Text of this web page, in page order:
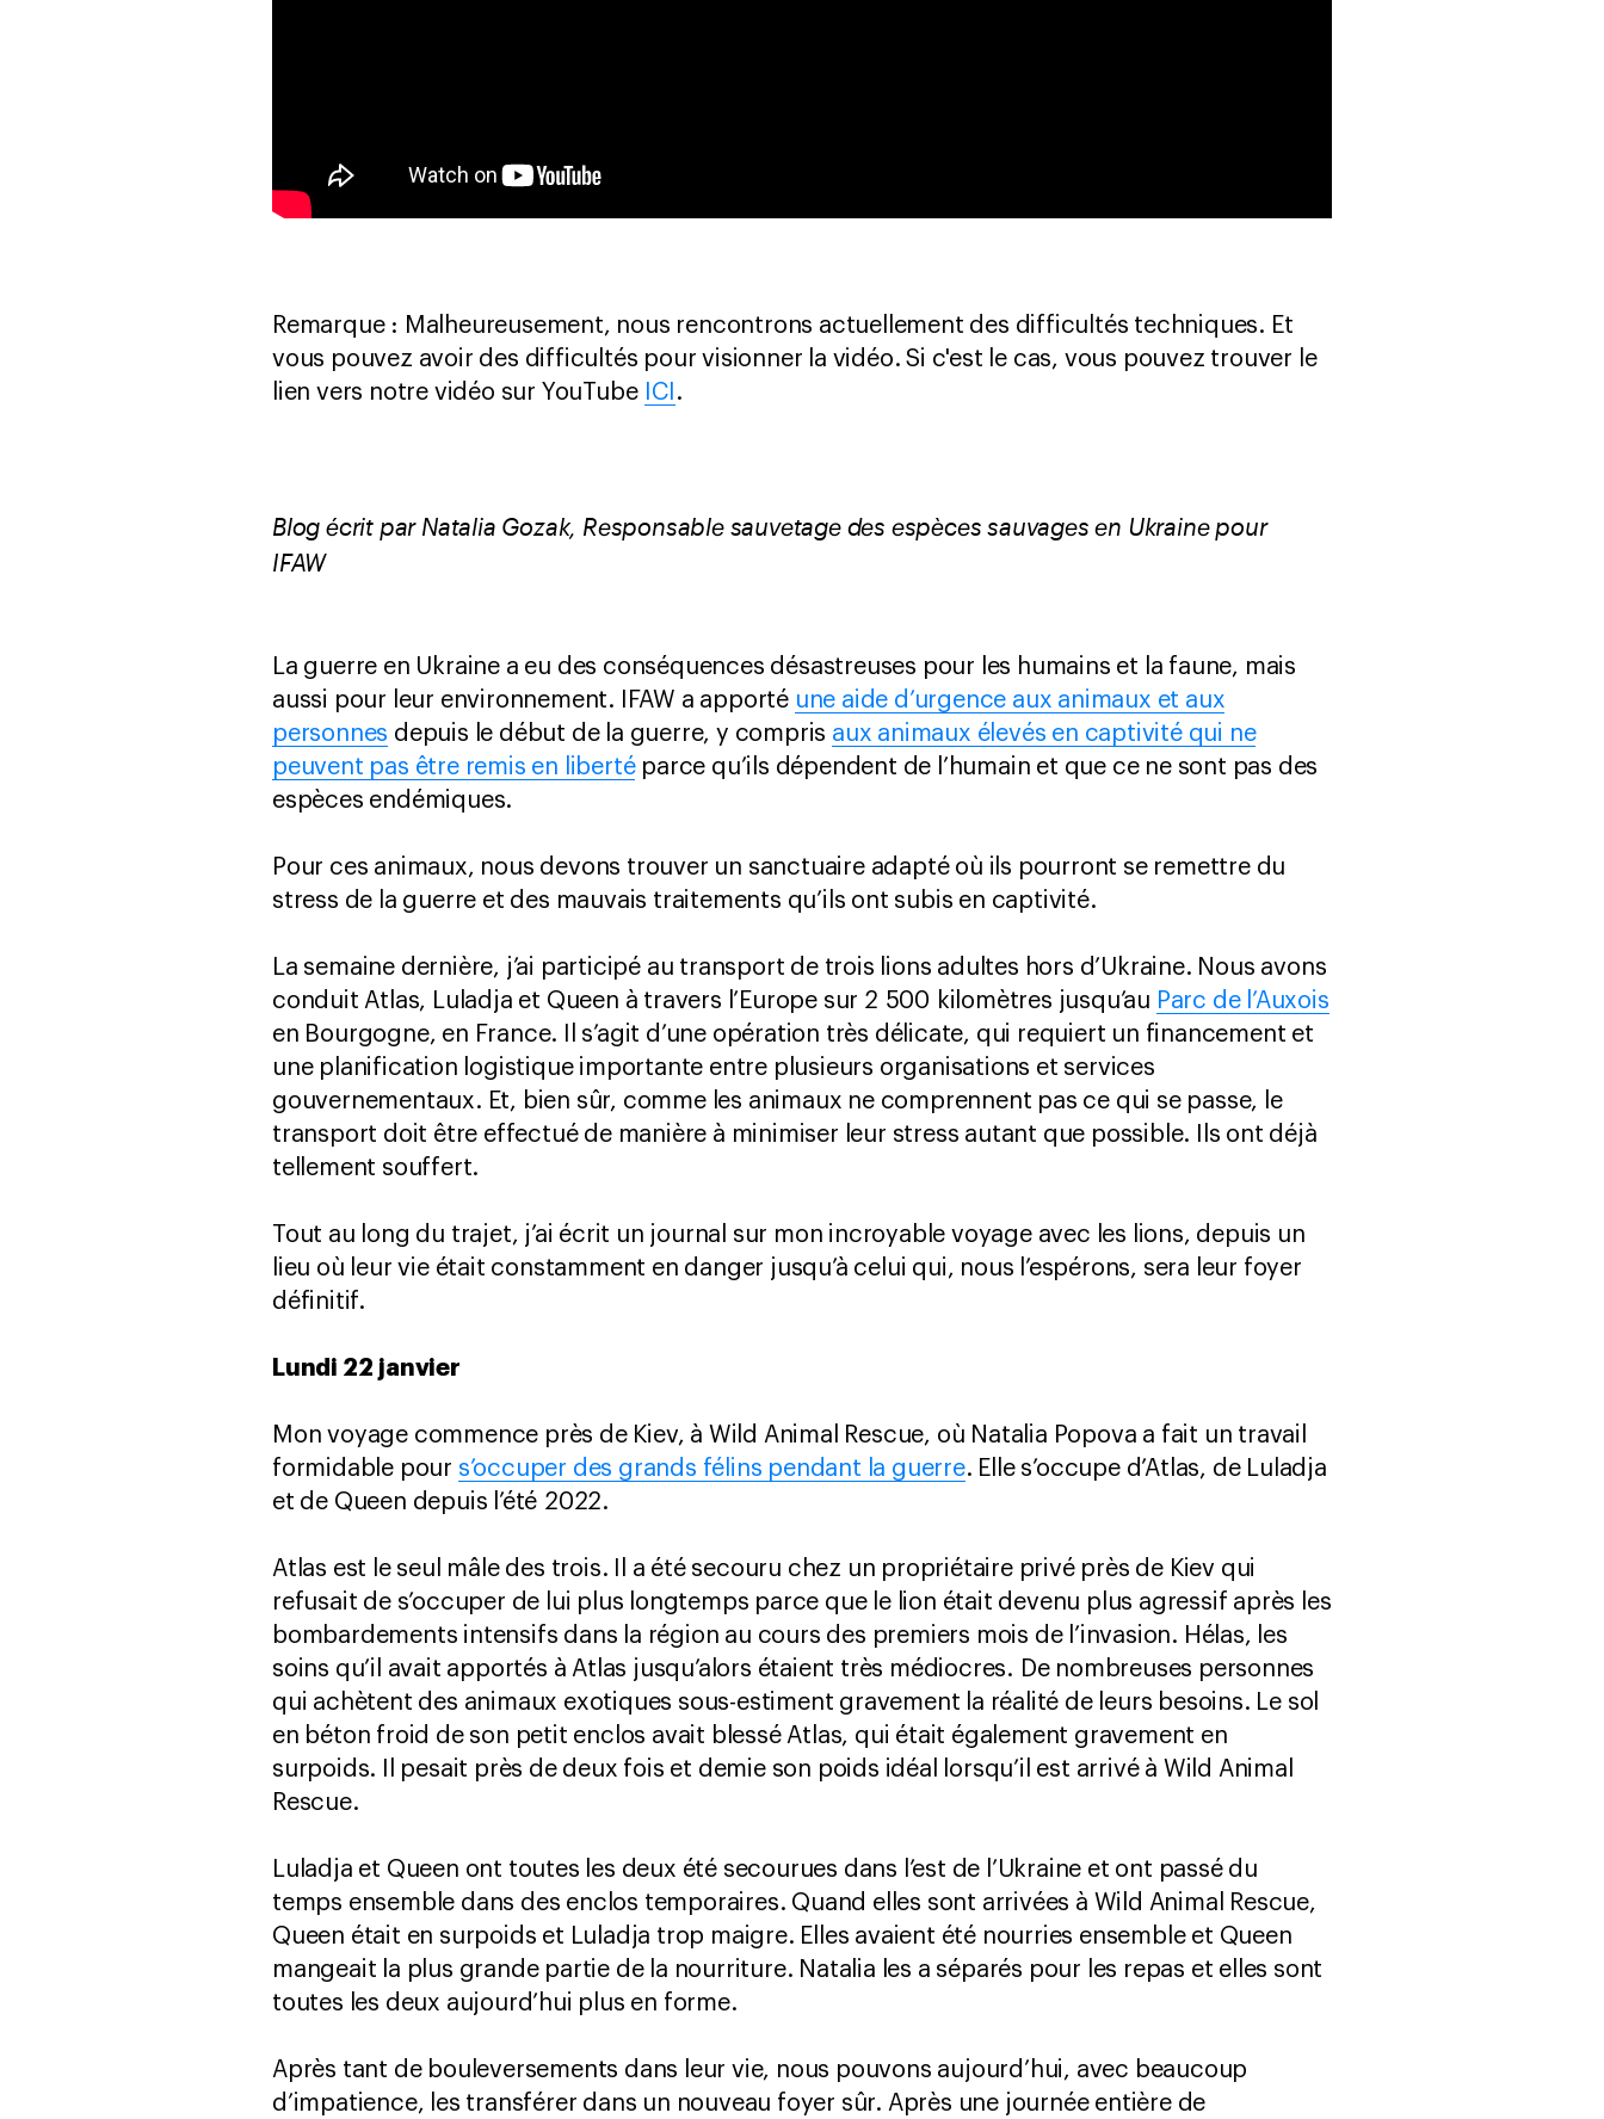
Remarque : Malheureusement, nous rencontrons actuellement des difficultés techniques. Et
vous pouvez avoir des difficultés pour visionner la vidéo. Si c'est le cas, vous pouvez trouver le
lien vers notre vidéo sur YouTube ICI .
Blog écrit par Natalia Gozak, Responsable sauvetage des espèces sauvages en Ukraine pour
IFAW
La guerre en Ukraine a eu des conséquences désastreuses pour les humains et la faune, mais
aussi pour leur environnement. IFAW a apporté une aide d’urgence aux animaux et aux
personnes depuis le début de la guerre, y compris aux animaux élevés en captivité qui ne
peuvent pas être remis en libertéparce qu’ils dépendent de l’humain et que ce ne sont pas des
espèces endémiques.
Pour ces animaux, nous devons trouver un sanctuaire adapté où ils pourront se remettre du
stress de la guerre et des mauvais traitements qu’ils ont subis en captivité.
La semaine dernière, j’ai participé au transport de trois lions adultes hors d’Ukraine. Nous avons
conduit Atlas, Luladja et Queen à travers l’Europe sur 2 500 kilomètres jusqu’au Parc de l’Auxois
en Bourgogne, en France. Il s’agit d’une opération très délicate, qui requiert un financement et
une planification logistique importante entre plusieurs organisations et services
gouvernementaux. Et, bien sûr, comme les animaux ne comprennent pas ce qui se passe, le
transport doit être effectué de manière à minimiser leur stress autant que possible. Ils ont déjà
tellement souffert.
Tout au long du trajet, j’ai écrit un journal sur mon incroyable voyage avec les lions, depuis un
lieu où leur vie était constamment en danger jusqu’à celui qui, nous l’espérons, sera leur foyer
définitif.
Lundi 22 janvier
Mon voyage commence près de Kiev, à Wild Animal Rescue, où Natalia Popova a fait un travail
formidable pour s’occuper des grands félins pendant la guerre. Elle s’occupe d’Atlas, de Luladja
et de Queen depuis l’été 2022.
Atlas est le seul mâle des trois. Il a été secouru chez un propriétaire privé près de Kiev qui
refusait de s’occuper de lui plus longtemps parce que le lion était devenu plus agressif après les
bombardements intensifs dans la région au cours des premiers mois de l’invasion. Hélas, les
soins qu’il avait apportés à Atlas jusqu’alors étaient très médiocres. De nombreuses personnes
qui achètent des animaux exotiques sous-estiment gravement la réalité de leurs besoins. Le sol
en béton froid de son petit enclos avait blessé Atlas, qui était également gravement en
surpoids. Il pesait près de deux fois et demie son poids idéal lorsqu’il est arrivé à Wild Animal
Rescue.
Luladja et Queen ont toutes les deux été secourues dans l’est de l’Ukraine et ont passé du
temps ensemble dans des enclos temporaires. Quand elles sont arrivées à Wild Animal Rescue,
Queen était en surpoids et Luladja trop maigre. Elles avaient été nourries ensemble et Queen
mangeait la plus grande partie de la nourriture. Natalia les a séparés pour les repas et elles sont
toutes les deux aujourd’hui plus en forme.
Après tant de bouleversements dans leur vie, nous pouvons aujourd’hui, avec beaucoup
d’impatience, les transférer dans un nouveau foyer sûr. Après une journée entière de